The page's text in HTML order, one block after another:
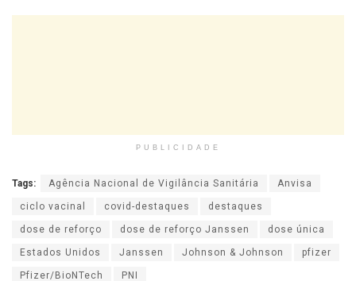
PUBLICIDADE
Tags: Agência Nacional de Vigilância Sanitária Anvisa
ciclo vacinal covid-destaques destaques
dose de reforço dose de reforço Janssen dose única
Estados Unidos Janssen Johnson & Johnson pfizer
Pfizer/BioNTech PNI